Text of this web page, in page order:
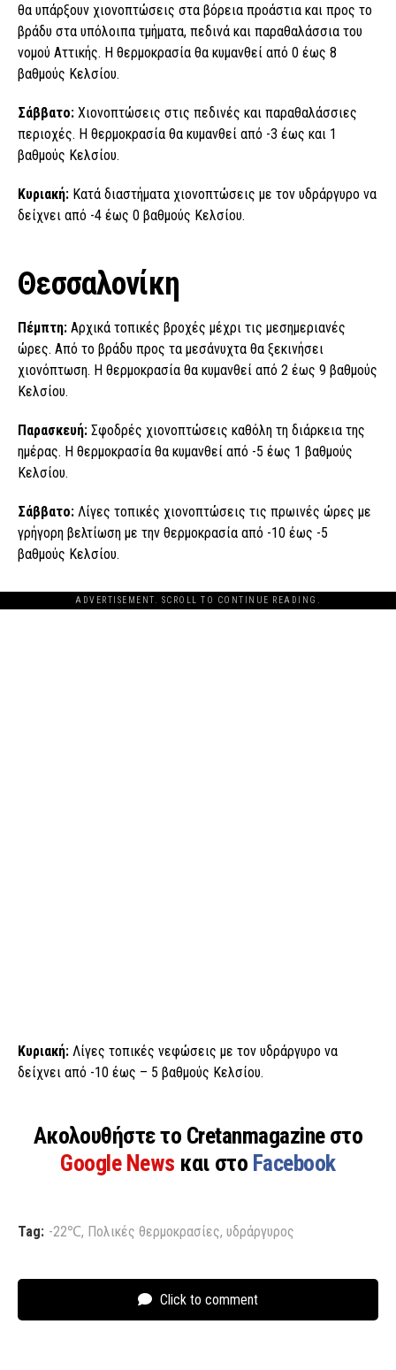
θα υπάρξουν χιονοπτώσεις στα βόρεια προάστια και προς το
βράδυ στα υπόλοιπα τμήματα, πεδινά και παραθαλάσσια του
νομού Αττικής. Η θερμοκρασία θα κυμανθεί από 0 έως 8
βαθμούς Κελσίου.
Σάββατο: Χιονοπτώσεις στις πεδινές και παραθαλάσσιες
περιοχές. Η θερμοκρασία θα κυμανθεί από -3 έως και 1
βαθμούς Κελσίου.
Κυριακή: Κατά διαστήματα χιονοπτώσεις με τον υδράργυρο να
δείχνει από -4 έως 0 βαθμούς Κελσίου.
Θεσσαλονίκη
Πέμπτη: Αρχικά τοπικές βροχές μέχρι τις μεσημεριανές
ώρες. Από το βράδυ προς τα μεσάνυχτα θα ξεκινήσει
χιονόπτωση. Η θερμοκρασία θα κυμανθεί από 2 έως 9 βαθμούς
Κελσίου.
Παρασκευή: Σφοδρές χιονοπτώσεις καθόλη τη διάρκεια της
ημέρας. Η θερμοκρασία θα κυμανθεί από -5 έως 1 βαθμούς
Κελσίου.
Σάββατο: Λίγες τοπικές χιονοπτώσεις τις πρωινές ώρες με
γρήγορη βελτίωση με την θερμοκρασία από -10 έως -5
βαθμούς Κελσίου.
ADVERTISEMENT. SCROLL TO CONTINUE READING.
Κυριακή: Λίγες τοπικές νεφώσεις με τον υδράργυρο να
δείχνει από -10 έως – 5 βαθμούς Κελσίου.
Ακολουθήστε το Cretanmagazine στο
Google News και στο Facebook
Tag: -22℃, Πολικές θερμοκρασίες, υδράργυρος
Click to comment